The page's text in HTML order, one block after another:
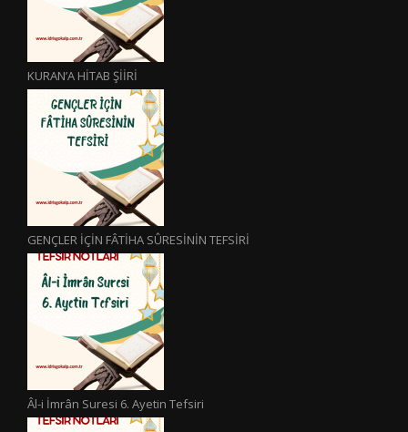
KURAN’A HİTAB ŞİİRİ
GENÇLER İÇİN FÂTİHA SÛRESİNİN TEFSİRİ
Âl-i İmrân Suresi 6. Ayetin Tefsiri